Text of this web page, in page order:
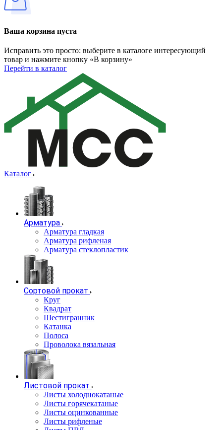
Ваша корзина пуста
Исправить это просто: выберите в каталоге интересующий
товар и нажмите кнопку «В корзину»
Перейти в каталог
Каталог
Арматура
Арматура гладкая
Арматура рифленая
Арматура стеклопластик
Сортовой прокат
Круг
Квадрат
Шестигранник
Катанка
Полоса
Проволока вязальная
Листовой прокат
Листы холоднокатаные
Листы горячекатаные
Листы оцинкованные
Листы рифленые